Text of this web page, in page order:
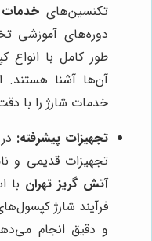
تکنسین‌های خدمات
دوره‌های آموزشی
طور کامل با
آن‌ها آشنا هستند.
خدمات شارژ را با
تجهیزات پیشرفته:
تجهیزات قدیمی و
آتش گریز تهران با
فرآیند شارژ
و دقیق انجام